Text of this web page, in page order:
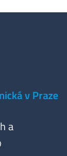
v Praze
a